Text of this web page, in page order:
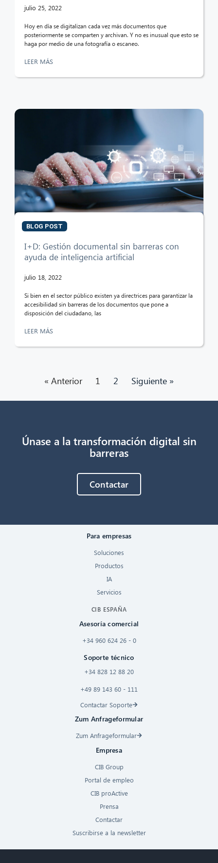
julio 25, 2022
Hoy en día se digitalizan cada vez más documentos que
posteriormente se comparten y archivan. Y no es inusual que esto se
haga por medio de una fotografía o escaneo.
LEER MÁS
BLOG POST
I+D: Gestión documental sin barreras con
ayuda de inteligencia artificial
julio 18, 2022
Si bien en el sector público existen ya directrices para garantizar la
accesibilidad sin barreras de los documentos que pone a
disposición del ciudadano, las
LEER MÁS
« Anterior 1 2 Siguiente »
Únase a la transformación digital sin
barreras
Contactar
Para empresas
Soluciones
Productos
IA
Servicios
CIB ESPAÑA
Asesoría comercial
+34 960 624 26 - 0
Soporte técnico
+34 828 12 88 20
+49 89 143 60 - 111
Contactar Soporte
Zum Anfrageformular
Zum Anfrageformular
Empresa
CIB Group
Portal de empleo
CIB proActive
Prensa
Contactar
Suscribirse a la newsletter